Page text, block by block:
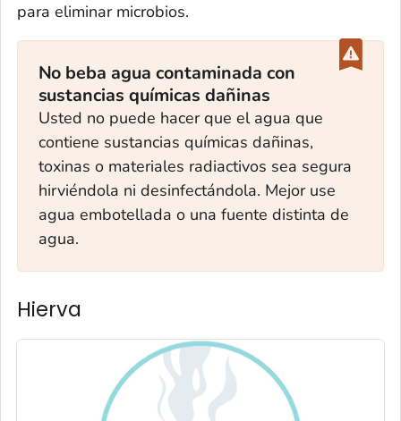
para eliminar microbios.
No beba agua contaminada con
sustancias químicas dañinas
Usted no puede hacer que el agua que
contiene sustancias químicas dañinas,
toxinas o materiales radiactivos sea segura
hirviéndola ni desinfectándola. Mejor use
agua embotellada o una fuente distinta de
agua.
Hierva